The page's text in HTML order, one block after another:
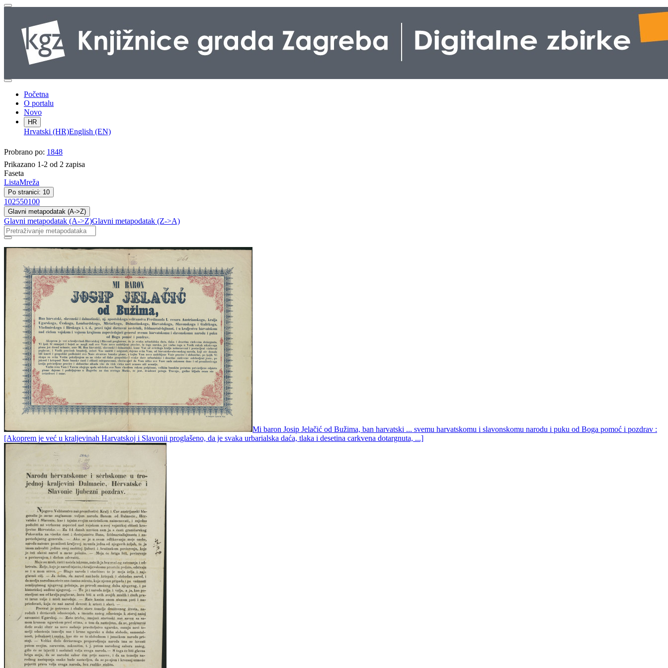
Početna
O portalu
Novo
HR
Hrvatski (HR)English (EN)
Probrano po: 1848
Prikazano 1-2 od 2 zapisa
Faseta
ListaMreža
Po stranici: 10
102550100
Glavni metapodatak (A->Z)
Glavni metapodatak (A->Z)Glavni metapodatak (Z->A)
Mi baron Josip Jelačić od Bužima, ban harvatski ... svemu harvatskomu i slavonskomu narodu i puku od Boga pomoć i pozdrav :
[Akoprem je već u kraljevinah Harvatskoj i Slavonii proglašeno, da je svaka urbarialska daća, tlaka i desetina carkvena dotargnuta, ...]